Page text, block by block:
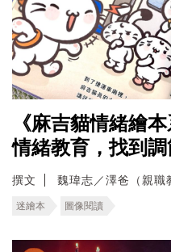
《麻吉貓情緒繪
情緒教育，找到
撰文 魏瑋志／澤爸（親職
迷繪本 圖像閱讀